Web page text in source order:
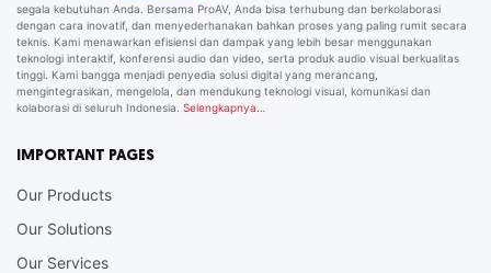
segala kebutuhan Anda. Bersama ProAV, Anda bisa terhubung dan berkolaborasi
dengan cara inovatif, dan menyederhanakan bahkan proses yang paling rumit secara
teknis. Kami menawarkan efisiensi dan dampak yang lebih besar menggunakan
teknologi interaktif, konferensi audio dan video, serta produk audio visual berkualitas
tinggi. Kami bangga menjadi penyedia solusi digital yang merancang,
mengintegrasikan, mengelola, dan mendukung teknologi visual, komunikasi dan
kolaborasi di seluruh Indonesia. Selengkapnya…
IMPORTANT PAGES
Our Products
Our Solutions
Our Services